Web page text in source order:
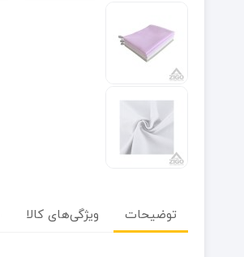
توضیحات ویژگی‌های کالا